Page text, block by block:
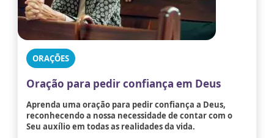
ORAÇÕES
Oração para pedir confiança em Deus
Aprenda uma oração para pedir confiança a Deus,
reconhecendo a nossa necessidade de contar com o
Seu auxílio em todas as realidades da vida.